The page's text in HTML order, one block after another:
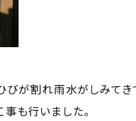
びが割れ雨水がしみて
も行いました。